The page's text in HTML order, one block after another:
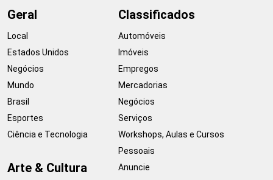
Geral
Local
Estados Unidos
Negócios
Mundo
Brasil
Esportes
Ciência e Tecnologia
Arte & Cultura
Classificados
Automóveis
Imóveis
Empregos
Mercadorias
Negócios
Serviços
Workshops, Aulas e Cursos
Pessoais
Anuncie